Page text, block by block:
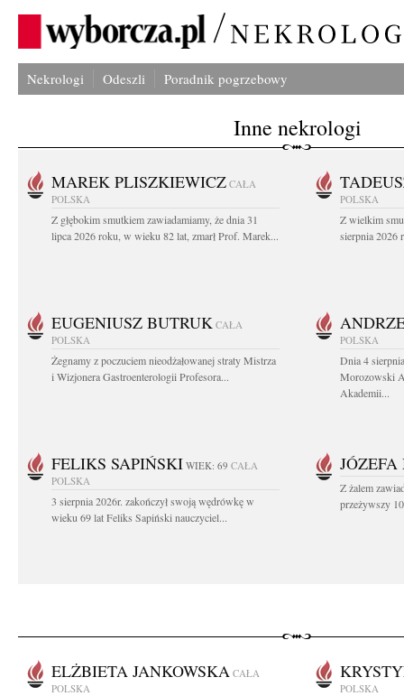
Nekrologi Odeszli Poradnik pogrzebowy
Inne nekrologi
MAREK PLISZKIEWICZ CAŁA
POLSKA
Z głębokim smutkiem zawiadamiamy, że dnia 31
lipca 2026 roku, w wieku 82 lat, zmarł Prof. Marek...
POLSKA
Z wielkim
sierpnia 2026
EUGENIUSZ BUTRUK CAŁA
POLSKA
Żegnamy z poczuciem nieodżałowanej straty Mistrza
i Wizjonera Gastroenterologii Profesora...
POLSKA
Dnia 4
Morozowski
Akademii...
FELIKS SAPIŃSKI WIEK: 69 CAŁA
POLSKA
3 sierpnia 2026r. zakończył swoją wędrówkę w
wieku 69 lat Feliks Sapiński nauczyciel...
Z żalem
przeżywszy
ELŻBIETA JANKOWSKA CAŁA
POLSKA
POLSKA